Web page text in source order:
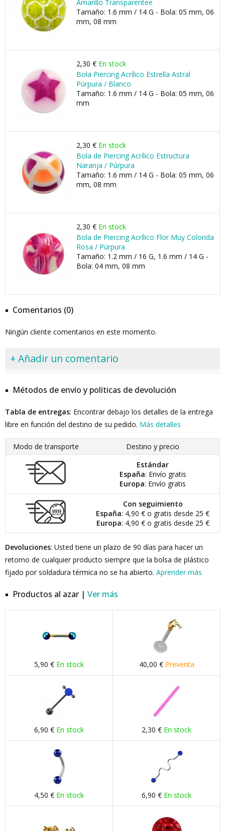
Amarillo Transparentee
Tamaño: 1.6 mm / 14 G - Bola: 05 mm, 06
mm, 08 mm
2,30 € En stock
Bola Piercing Acrílico Estrella Astral
Púrpura / Blanco
Tamaño: 1.6 mm / 14 G - Bola: 05 mm, 06
mm
2,30 € En stock
Bola de Piercing Acrílico Estructura
Naranja / Púrpura
Tamaño: 1.6 mm / 14 G - Bola: 05 mm, 06
mm, 08 mm
2,30 € En stock
Bola de Piercing Acrílico Flor Muy Colorida
Rosa / Púrpura
Tamaño: 1.2 mm / 16 G, 1.6 mm / 14 G -
Bola: 04 mm, 08 mm
Comentarios (0)
Ningún cliente comentarios en este momento.
+ Añadir un comentario
Métodos de envío y políticas de devolución
Tabla de entregas: Encontrar debajo los detalles de la entrega
libre en función del destino de su pedido. Más detalles
Modo de transporte
Destino y precio
Estándar
España: Envío gratis
Europa: Envío gratis
Con seguimiento
España: 4,90 € o gratis desde 25 €
Europa: 4,90 € o gratis desde 25 €
Devoluciones: Usted tiene un plazo de 90 días para hacer un
retorno de cualquier producto siempre que la bolsa de plástico
fijado por soldadura térmica no se ha abierto. Aprender más
Productos al azar | Ver más
5,90 € En stock 40,00 € Preventa
6,90 € En stock 2,30 € En stock
4,50 € En stock 6,90 € En stock